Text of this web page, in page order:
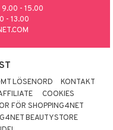
9.00 - 15.00
- 13.00
LÖSENORD
KONTAKT
COOKIES
FÖR SHOPPING4NET
BEAUTYSTORE